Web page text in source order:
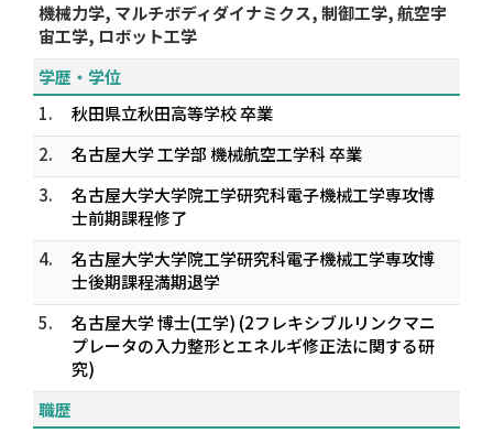
機械力学, マルチボディダイナミクス, 制御工学, 航空宇
宙工学, ロボット工学
学歴・学位
1.
秋田県立秋田高等学校 卒業
2.
名古屋大学 工学部 機械航空工学科 卒業
3.
名古屋大学大学院工学研究科電子機械工学専攻博
士前期課程修了
4.
名古屋大学大学院工学研究科電子機械工学専攻博
士後期課程満期退学
5.
名古屋大学 博士(工学) (2フレキシブルリンクマニ
プレータの入力整形とエネルギ修正法に関する研
究)
職歴